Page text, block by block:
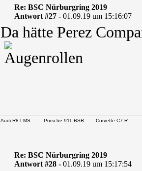
Re: BSC Nürburgring 2019
Antwort #27 - 01.09.19 um 15:16:07
Da hätte Perez
Audi R8 LMS Porsche 911 RSR Corvette C7.R
Re: BSC Nürburgring 2019
Antwort #28 - 01.09.19 um 15:17:54